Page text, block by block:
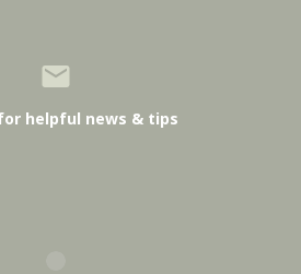
helpful news & tips